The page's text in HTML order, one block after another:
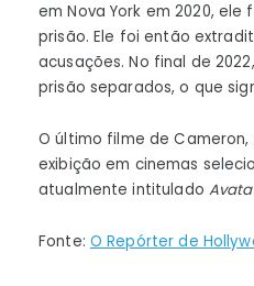
em Nova York em 2020,
prisão. Ele foi então
acusações. No final de
prisão separados, o que
O último filme de Cameron,
exibição em cinemas
atualmente intitulado
Fonte: O Repórter de